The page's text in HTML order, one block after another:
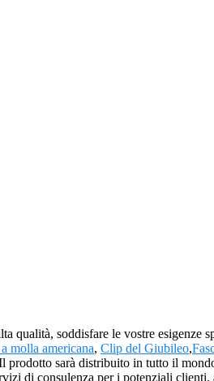
qualità, soddisfare le vostre esigenze
molla americana, Clip del Giubileo,
sarà distribuito in tutto il
di consulenza per i potenziali